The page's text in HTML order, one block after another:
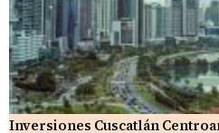
Inversiones Cuscatlán